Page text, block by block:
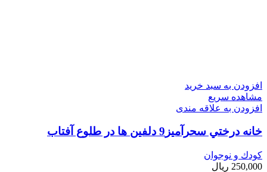
افزودن به سبد خرید
مشاهده سریع
افزودن به علاقه مندی
خانه درختي سحرآميز9 دلفين ها در طلوع آفتاب
کودك و نوجوان
250,000 ریال